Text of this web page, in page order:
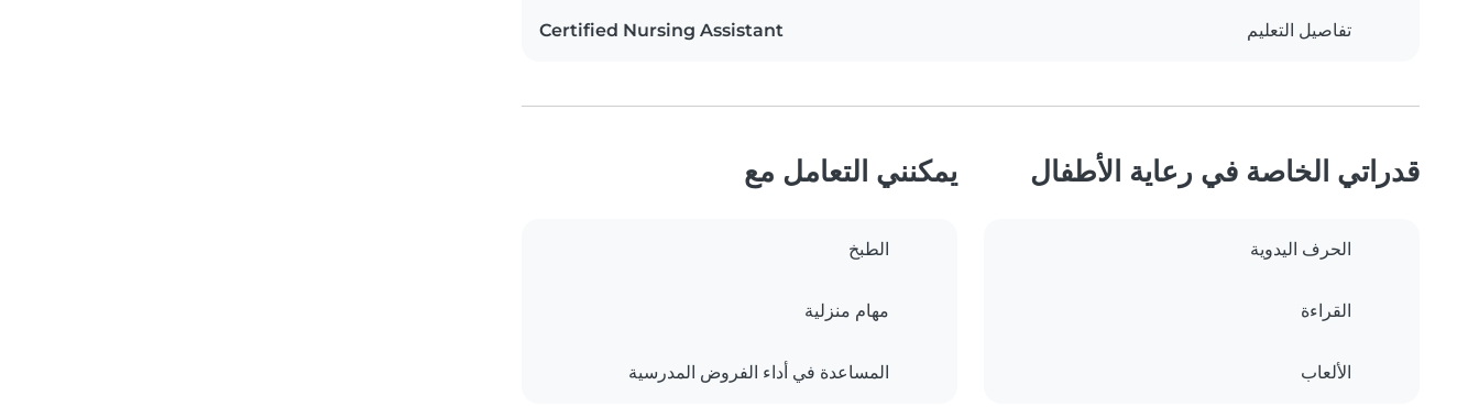
تفاصيل التعليم Certified Nursing Assistant
قدراتي الخاصة في رعاية الأطفال
الحرف اليدوية
القراءة
الألعاب
يمكنني التعامل مع
الطبخ
مهام منزلية
المساعدة في أداء الفروض المدرسية